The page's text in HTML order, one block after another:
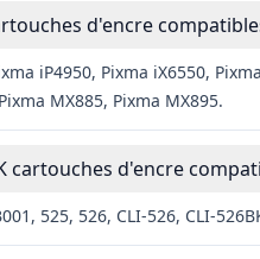
d'encre
iP4950, Pixma iX6550,
MX885, Pixma MX895.
cartouches d'encre
525, 526, CLI-526, CLI-